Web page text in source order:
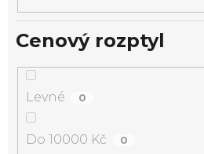
Cenový rozptyl
Levné 0
Do 10000 Kč 0